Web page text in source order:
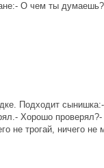
О чем ты
Подходит
Хорошо
не трогай, ничего не